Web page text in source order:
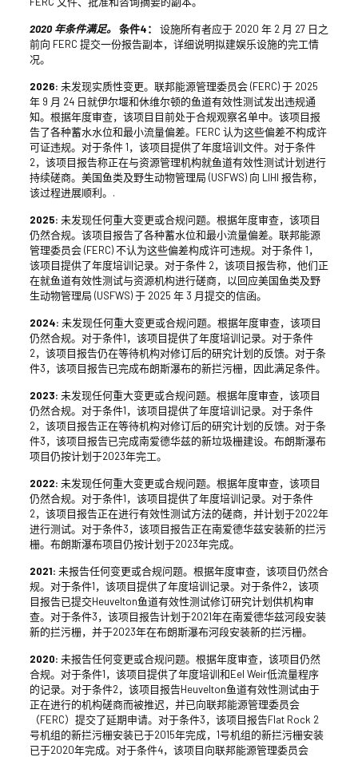
2020 年条件满足。 条件4： 设施所有者应于 2020 年 2 月 27 日之
前向 FERC 提交一份报告副本，详细说明拟建娱乐设施的完工情
况。
2026: 未发现实质性变更。联邦能源管理委员会 (FERC) 于 2025
年 9 月 24 日就伊尔堰和休维尔顿的鱼道有效性测试发出违规通
知。根据年度审查，该项目目前处于合规观察名单中。该项目报
告了各种蓄水水位和最小流量偏差。FERC 认为这些偏差不构成许
可证违规。对于条件 1，该项目提供了年度培训文件。对于条件
2，该项目报告称正在与资源管理机构就鱼道有效性测试计划进行
持续磋商。美国鱼类及野生动物管理局 (USFWS) 向 LIHI 报告称，
该过程进展顺利。.
2025: 未发现任何重大变更或合规问题。根据年度审查，该项目
仍然合规。该项目报告了各种蓄水位和最小流量偏差。联邦能源
管理委员会 (FERC) 不认为这些偏差构成许可违规。对于条件 1，
该项目提供了年度培训记录。对于条件 2，该项目报告称，他们正
在就鱼道有效性测试与资源机构进行磋商，以回应美国鱼类及野
生动物管理局 (USFWS) 于 2025 年 3 月提交的信函。
2024: 未发现任何重大变更或合规问题。根据年度审查，该项目
仍然合规。对于条件1，该项目提供了年度培训记录。对于条件
2，该项目报告仍在等待机构对修订后的研究计划的反馈。对于条
件3，该项目报告已完成布朗斯瀑布的新拦污栅，因此满足条件。
2023: 未发现任何重大变更或合规问题。根据年度审查，该项目
仍然合规。对于条件1，该项目提供了年度培训记录。对于条件
2，该项目报告正在等待机构对修订后的研究计划的反馈。对于条
件3，该项目报告已完成南爱德华兹的新垃圾栅建设。布朗斯瀑布
项目仍按计划于2023年完工。
2022: 未发现任何重大变更或合规问题。根据年度审查，该项目
仍然合规。对于条件1，该项目提供了年度培训记录。对于条件
2，该项目报告正在进行有效性测试方法的磋商，并计划于2022年
进行测试。对于条件3，该项目报告正在南爱德华兹安装新的拦污
栅。布朗斯瀑布项目仍按计划于2023年完成。
2021: 未报告任何变更或合规问题。根据年度审查，该项目仍然合
规。对于条件1，该项目提供了年度培训记录。对于条件2，该项
目报告已提交Heuvelton鱼道有效性测试修订研究计划供机构审
查。对于条件3，该项目报告计划于2021年在南爱德华兹河段安装
新的拦污栅，并于2023年在布朗斯瀑布河段安装新的拦污栅。
2020: 未报告任何变更或合规问题。根据年度审查，该项目仍然
合规。对于条件1，该项目提供了年度培训和Eel Weir低流量程序
的记录。对于条件2，该项目报告Heuvelton鱼道有效性测试由于
正在进行的机构磋商而被推迟，并已向联邦能源管理委员会
（FERC）提交了延期申请。对于条件3，该项目报告Flat Rock 2
号机组的新拦污栅安装已于2015年完成，1号机组的新拦污栅安装
已于2020年完成。对于条件4，该项目向联邦能源管理委员会